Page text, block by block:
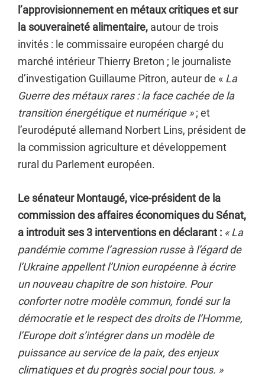
l’approvisionnement en métaux critiques et sur
la souveraineté alimentaire, autour de trois
invités : le commissaire européen chargé du
marché intérieur Thierry Breton ; le journaliste
d’investigation Guillaume Pitron, auteur de « La
Guerre des métaux rares : la face cachée de la
transition énergétique et numérique »; et
l’eurodéputé allemand Norbert Lins, président de
la commission agriculture et développement
rural du Parlement européen.
Le sénateur Montaugé, vice-président de la
commission des affaires économiques du Sénat,
a introduit ses 3 interventionsen déclarant : « La
pandémie comme l’agression russe à l’égard de
l’Ukraine appellent l’Union européenne à écrire
un nouveau chapitre de son histoire. Pour
conforter notre modèle commun, fondé sur la
démocratie et le respect des droits de l’Homme,
l’Europe doit s’intégrer dans un modèle de
puissance au service de la paix, des enjeux
climatiques et du progrès social pour tous. »